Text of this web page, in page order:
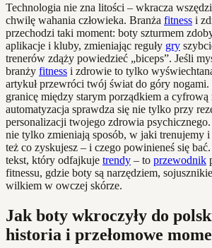
Technologia nie zna litości – wkracza
chwilę wahania człowieka. Branża fitness i
przechodzi taki moment: boty szturmem
aplikacje i kluby, zmieniając reguły gry
trenerów zdąży powiedzieć „biceps”. Jeśli
branży fitness i zdrowie to tylko
artykuł przewróci twój świat do góry nogami.
granicę między starym porządkiem a
automatyzacja sprawdza się nie tylko przy
personalizacji twojego zdrowia
nie tylko zmieniają sposób, w jaki trenujemy i
też co zyskujesz – i czego powinieneś się
tekst, który odfajkuje trendy – to przewodnik
fitnessu, gdzie boty są narzędziem,
wilkiem w owczej skórze.
Jak boty wkroczyły do
historia i przełomowe